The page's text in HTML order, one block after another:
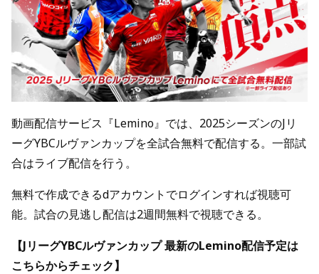
動画配信サービス『Lemino』では、2025シーズンのJリ
ーグYBCルヴァンカップを全試合無料で配信する。一部試
合はライブ配信を行う。
無料で作成できるdアカウントでログインすれば視聴可
能。試合の見逃し配信は2週間無料で視聴できる。
【JリーグYBCルヴァンカップ 最新のLemino配信予定は
こちらからチェック】